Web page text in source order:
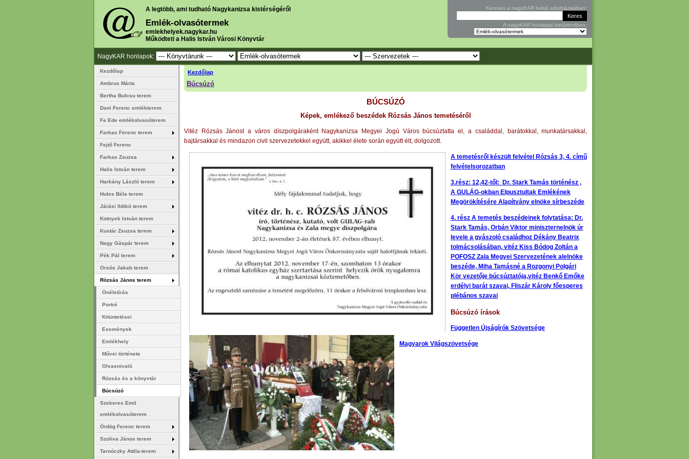
A legtöbb, ami tudható Nagykanizsa kistérségéről
Emlék-olvasótermek
emlekhelyek.nagykar.hu
Működteti a Halis István Városi Könyvtár
Keresés a nagyKAR belső adatbázisában:
A nagyKAR honlapjai betűrendben:
NagyKAR honlapok:
Kezdőlap
Búcsúzó
BÚCSÚZÓ
Képek, emlékező beszédek Rózsás János temetéséről
Vitéz Rózsás Jánost a város díszpolgáraként Nagykanizsa Megyei Jogú Város búcsúztatta el, a családdal, barátokkal, munkatársakkal,
bajtársakkal és mindazon civil szervezetekkel együtt, akikkel élete során együtt élt, dolgozott.
A temetésről készült felvétel Rózsás 3, 4. című
felvételsorozatban
3.rész: 12,42-től: Dr. Stark Tamás történész ,
A GULÁG-okban Elpusztultak Emlékének
Megörökítésére Alapítvány elnöke sírbeszéde
4. rész A temetés beszédeinek folytatása: Dr.
Stark Tamás, Orbán Viktor miniszternelnök úr
levele a gyászoló családhoz Dékány Beatrix
tolmácsolásában, vitéz Kiss Bódog Zoltán a
POFOSZ Zala Megyei Szervezetének alelnöke
beszéde, Miha Tamásné a Rozgonyi Polgári
Kör vezetője búcsúztatója,vitéz Benkő Emőke
erdélyi barát szavai, Fliszár Károly főesperes
plébános szavai
Búcsúzó írások
Független Újságírók Szövetsége
Magyarok Világszövetsége
Kezdőlap
Ambrus Márta
Bertha Bulcsu terem
Dani Ferenc emlékterem
Fa Ede emlékolvasóterem
Farkas Ferenc terem
Fejtő Ferenc
Farkas Zsuzsa
Halis István terem
Harkány László terem
Hules Béla terem
Járási Ildikó terem
Kotnyek István terem
Kustár Zsuzsa terem
Nagy Gáspár terem
Pék Pál terem
Orsós Jakab terem
Rózsás János terem
Önéletírás
Portré
Kitüntetései
Események
Emlékhely
Művei története
Olvasnivaló
Rózsás és a könyvtár
Búcsúzó
Szekeres Emil
emlékolvasóterem
Ördög Ferenc terem
Szoliva János terem
Tarnóczky Attila-terem